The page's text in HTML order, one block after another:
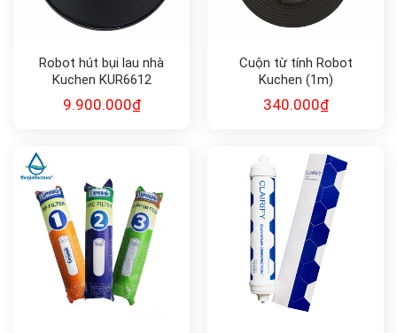
Robot hút bụi lau nhà
Kuchen KUR6612
9.900.000₫
Cuộn từ tính Robot
Kuchen (1m)
340.000₫